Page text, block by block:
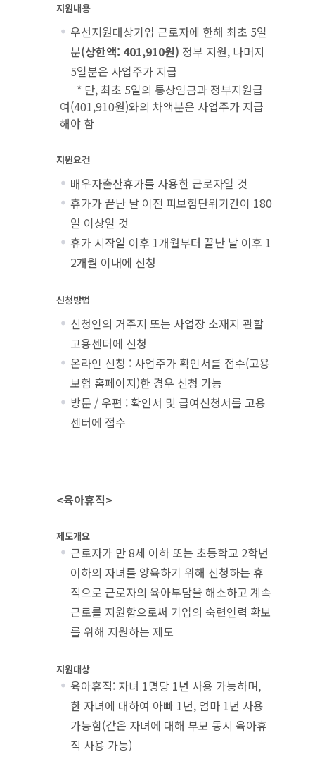
지원내용
우선지원대상기업 근로자에 한해 최초 5일
분(상한액: 401,910원) 정부 지원, 나머지
5일분은 사업주가 지급
* 단, 최초 5일의 통상임금과 정부지원급
여(401,910원)와의 차액분은 사업주가 지급
해야 함
지원요건
배우자출산휴가를 사용한 근로자일 것
휴가가 끝난 날 이전 피보험단위기간이 180
일 이상일 것
휴가 시작일 이후 1개월부터 끝난 날 이후 1
2개월 이내에 신청
신청방법
신청인의 거주지 또는 사업장 소재지 관할
고용센터에 신청
온라인 신청 : 사업주가 확인서를 접수(고용
보험 홈페이지)한 경우 신청 가능
방문 / 우편 : 확인서 및 급여신청서를 고용
센터에 접수
<육아휴직>
제도개요
근로자가 만 8세 이하 또는 초등학교 2학년
이하의 자녀를 양육하기 위해 신청하는 휴
직으로 근로자의 육아부담을 해소하고 계속
근로를 지원함으로써 기업의 숙련인력 확보
를 위해 지원하는 제도
지원대상
육아휴직: 자녀 1명당 1년 사용 가능하며,
한 자녀에 대하여 아빠 1년, 엄마 1년 사용
가능함(같은 자녀에 대해 부모 동시 육아휴
직 사용 가능)